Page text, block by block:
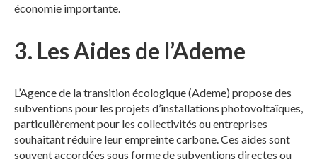
économie importante.
3. Les Aides de l’Ademe
L’Agence de la transition écologique (Ademe) propose des
subventions pour les projets d’installations photovoltaïques,
particulièrement pour les collectivités ou entreprises
souhaitant réduire leur empreinte carbone. Ces aides sont
souvent accordées sous forme de subventions directes ou